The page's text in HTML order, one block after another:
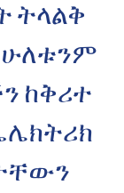
ትላልቅ
ከቅሪተ